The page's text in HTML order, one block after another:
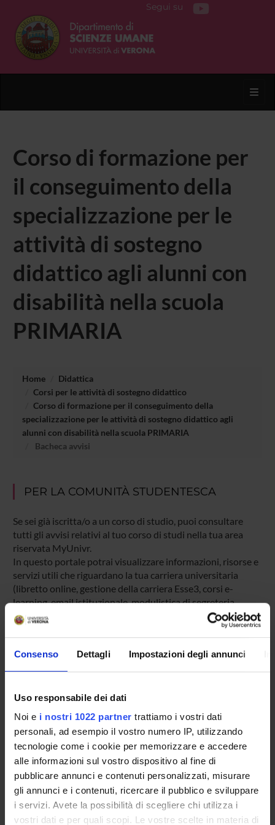
Consenso Dettagli Impostazioni degli annunci
Uso responsabile dei dati
Noi e i nostri 1022 partner trattiamo i vostri dati
personali, ad esempio il vostro numero IP, utilizzando
tecnologie come i cookie per memorizzare e accedere
alle informazioni sul vostro dispositivo al fine di
pubblicare annunci e contenuti personalizzati, misurare
gli annunci e i contenuti, ricercare il pubblico e sviluppare
i servizi. Avete la possibilità di scegliere chi utilizza i
vostri dati e per quali scopi. Le vostre scelte in materia di
Segui su
Corso di formazione per
il conseguimento della
specializzazione per le
attività di sostegno
didattico agli alunni con
disabilità nella scuola
PRIMARIA
Home
Didattica
Corsi per le attività di sostegno didattico
Corso di formazione per il conseguimento della
specializzazione per le attività di sostegno didattico agli
alunni con disabilità nella scuola PRIMARIA
Bacheca avvisi
PER LA COMUNITÀ STUDENTESCA
Se sei già iscritta/o a un corso di studio, puoi consultare
tutti gli avvisi relativi al tuo corso di studi nella tua area
riservata MyUnivr.
In questo portale potrai visualizzare informazioni, risorse e
servizi utili che riguardano la tua carriera universitaria
(libretto online, gestione della carriera Esse3, corsi e-
learning, email istituzionale, modulistica di segreteria,
procedure amministrative, ecc.).
Entra in MyUnivr con le tue credenziali GIA: solo così
della tua segreteria via mail e anche tramite l'app Univr.
Presentazione
Come iscriversi
Insegnamenti
Calendario didattico
Orario lezioni